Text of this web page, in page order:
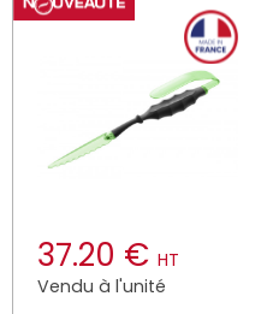
37.20 € HT
Vendu à l'unité